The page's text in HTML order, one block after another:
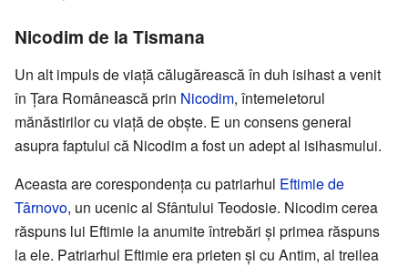
Nicodim de la Tismana
Un alt impuls de viață călugărească în duh isihast a venit
în Țara Românească prin Nicodim, întemeietorul
mănăstirilor cu viață de obște. E un consens general
asupra faptului că Nicodim a fost un adept al isihasmului.
Aceasta are corespondența cu patriarhul Eftimie de
Târnovo, un ucenic al Sfântului Teodosie. Nicodim cerea
răspuns lui Eftimie la anumite întrebări și primea răspuns
la ele. Patriarhul Eftimie era prieten și cu Antim, al treilea